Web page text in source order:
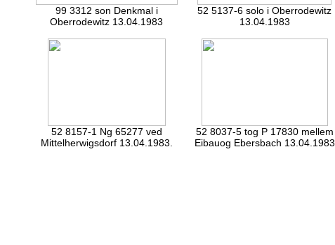
99 3312 son Denkmal i
Oberrodewitz 13.04.1983
52 5137-6 solo i Oberrodewitz
13.04.1983
52 8157-1 Ng 65277 ved
Mittelherwigsdorf 13.04.1983.
52 8037-5 tog P 17830 mellem
Eibauog Ebersbach 13.04.1983